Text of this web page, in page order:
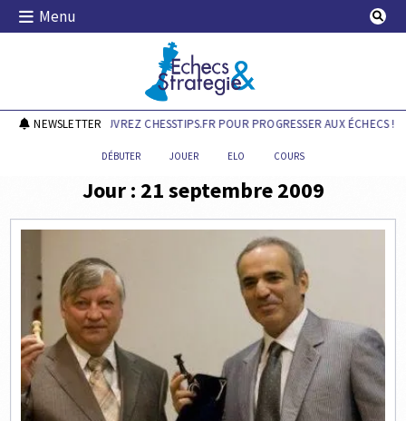
Skip
Menu
Echecs & Stratégie
NEWSLETTERDÉCOUVREZ CHESSTIPS.FR POUR PROGRESSER AUX ÉCHECS !
DÉBUTER JOUER ELO COURS
Jour : 21 septembre 2009